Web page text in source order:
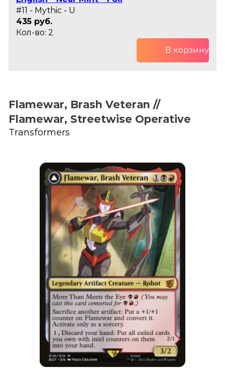
#11 - Mythic - U
435 руб.
Кол-во: 2
В корзину
Flamewar, Brash Veteran //
Flamewar, Streetwise Operative
Transformers